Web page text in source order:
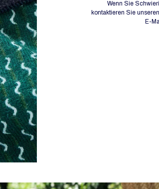
Wenn Sie
kontaktieren Sie
E-